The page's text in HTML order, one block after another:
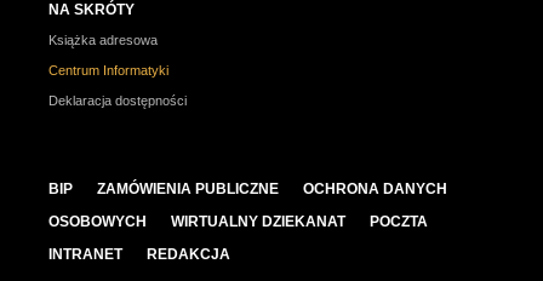
NA SKRÓTY
Książka adresowa
Centrum Informatyki
Deklaracja dostępności
BIP ZAMÓWIENIA PUBLICZNE
OCHRONA DANYCH
OSOBOWYCH
WIRTUALNY DZIEKANAT
POCZTA
INTRANET
REDAKCJA